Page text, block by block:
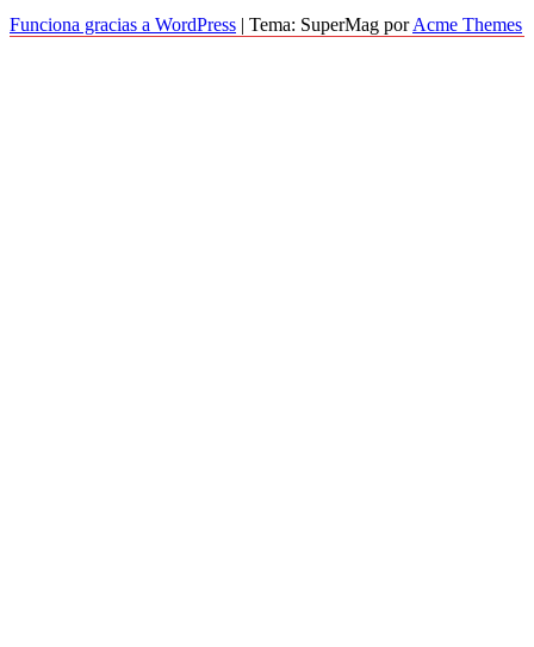
Funciona gracias a WordPress | Tema: SuperMag porAcme Themes